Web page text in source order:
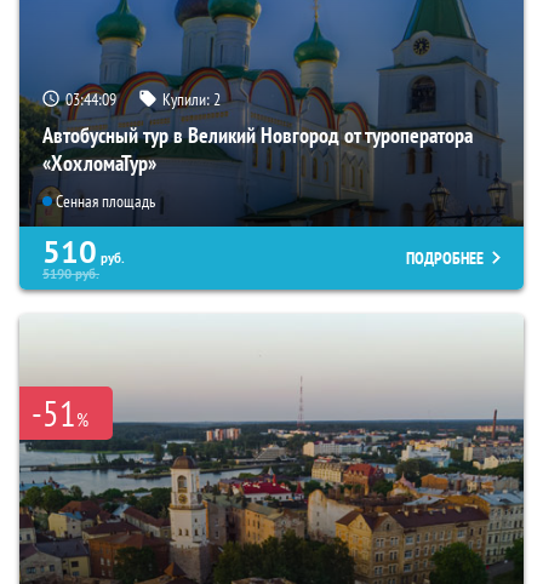
03:44:08 Купили:2
Автобусный тур в Великий Новгород от туроператора
«ХохломаТур»
Сенная площадь
510 руб.
5190руб.
ПОДРОБНЕЕ
-51%